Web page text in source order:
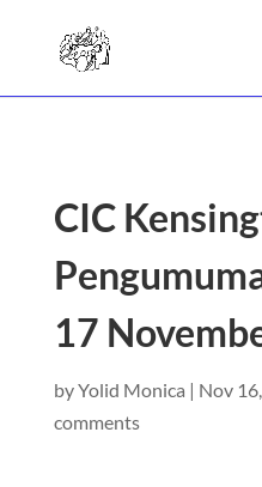
CIC
17
byYolid Monica | Nov
comments